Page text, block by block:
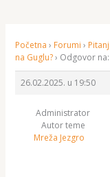
Početna › Forumi ›
na Guglu? › Odgovor
26.02.2025. u 19:50
Administrator
Autor teme
Mreža Jezgro